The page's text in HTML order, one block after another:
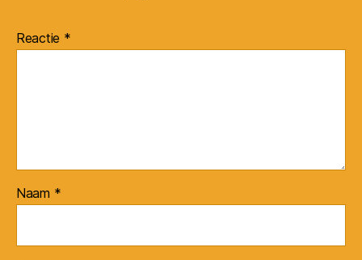
Reactie *
Naam *